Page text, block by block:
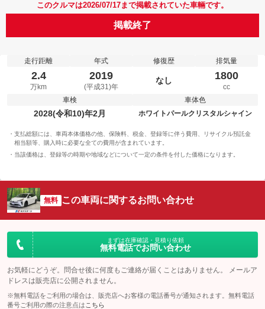
このクルマは2026/07/17まで掲載されていた車輛です。
掲載終了
走行距離
2.4
万km
年式
2019
(平成31)年
修復歴
なし
排気量
1800
cc
車検
2028(令和10)年2月
車体色
ホワイトパールクリスタルシャイン
支払総額には、車両本体価格の他、保険料、税金、登録等に伴う費用、リサイクル預託金
相当額等、購入時に必要な全ての費用が含まれています。
当該価格は、登録等の時期や地域などについて一定の条件を付した価格になります。
無料 この車両に関するお問い合わせ
まずは在庫確認・見積り依頼
無料電話でお問い合わせ
お気軽にどうぞ。問合せ後に何度もご連絡が届くことはありません。 メールア
ドレスは販売店に公開されません。
※無料電話をご利用の場合は、販売店へお客様の電話番号が通知されます。無料電話
番号ご利用の際の注意点は こちら